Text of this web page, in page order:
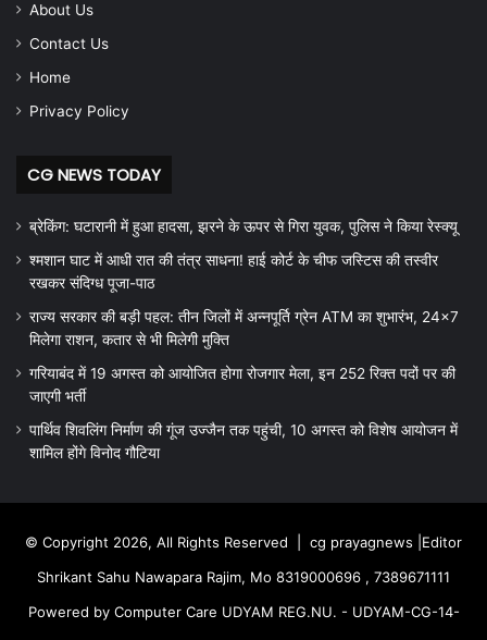
About Us
Contact Us
Home
Privacy Policy
CG NEWS TODAY
ब्रेकिंग: घटारानी में हुआ हादसा, झरने के ऊपर से गिरा युवक, पुलिस ने किया रेस्क्यू
श्मशान घाट में आधी रात की तंत्र साधना! हाई कोर्ट के चीफ जस्टिस की तस्वीर
रखकर संदिग्ध पूजा-पाठ
राज्य सरकार की बड़ी पहल: तीन जिलों में अन्नपूर्ति ग्रेन ATM का शुभारंभ, 24×7
मिलेगा राशन, कतार से भी मिलेगी मुक्ति
गरियाबंद में 19 अगस्त को आयोजित होगा रोजगार मेला, इन 252 रिक्त पदों पर की
जाएगी भर्ती
पार्थिव शिवलिंग निर्माण की गूंज उज्जैन तक पहुंची, 10 अगस्त को विशेष आयोजन में
शामिल होंगे विनोद गौटिया
© Copyright 2026, All Rights Reserved | cg prayagnews |Editor
Shrikant Sahu Nawapara Rajim, Mo 8319000696 , 7389671111
Powered by Computer Care UDYAM REG.NU. - UDYAM-CG-14-